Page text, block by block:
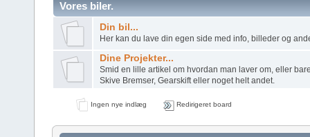
Vores biler.
Din bil...
Her kan du lave din egen side med info, billeder og
Dine Projekter...
Smid en lille artikel om hvordan man laver om, eller
Skive Bremser, Gearskift eller noget helt andet.
Ingen nye indlæg Redirigeret board